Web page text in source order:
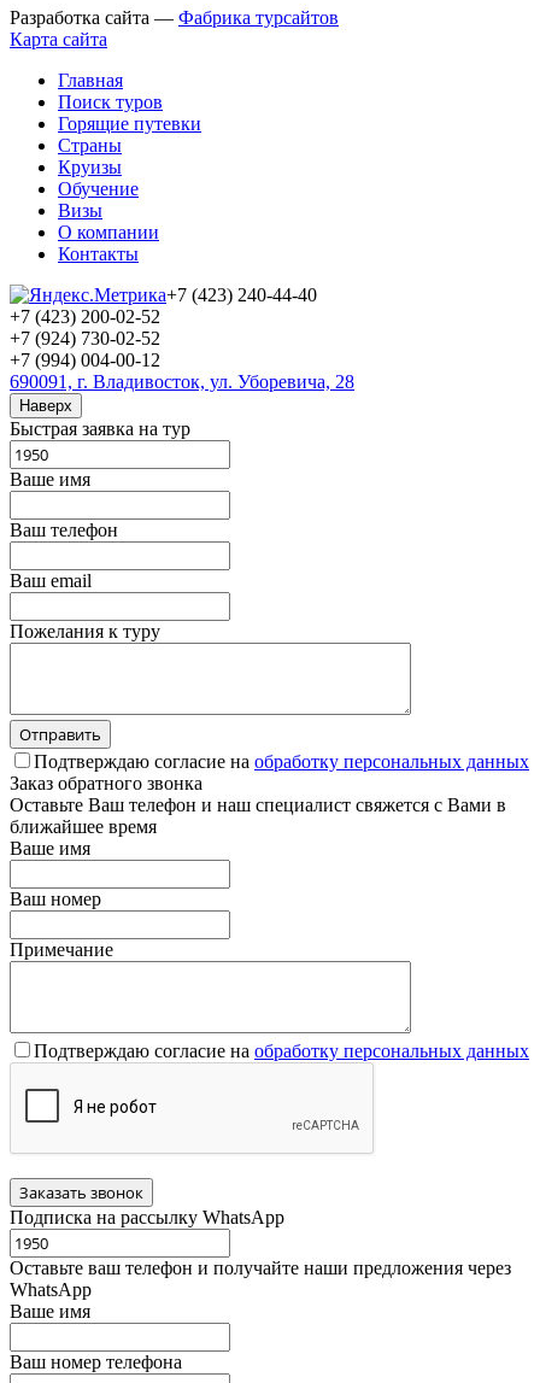
Разработка сайта — Фабрика турсайтов
Карта сайта
Главная
Поиск туров
Горящие путевки
Страны
Круизы
Обучение
Визы
О компании
Контакты
+7 (423) 240-44-40
+7 (423) 200-02-52
+7 (924) 730-02-52
+7 (994) 004-00-12
690091, г. Владивосток, ул. Уборевича, 28
Наверх
Быстрая заявка на тур
Ваше имя
Ваш телефон
Ваш email
Пожелания к туру
Подтверждаю согласие на обработку персональных данных
Заказ обратного звонка
Оставьте Ваш телефон и наш специалист свяжется с Вами в
ближайшее время
Ваше имя
Ваш номер
Примечание
Подтверждаю согласие на обработку персональных данных
Подписка на рассылку WhatsApp
Оставьте ваш телефон и получайте наши предложения через
WhatsApp
Ваше имя
Ваш номер телефона